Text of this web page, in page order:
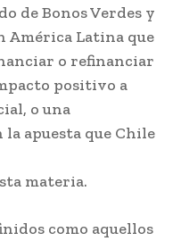
de Bonos Verdes y
América Latina que
o refinanciar
positivo a
o una
la apuesta que Chile
materia.
como aquellos